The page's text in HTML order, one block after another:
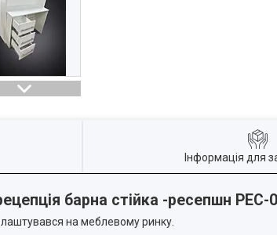
Інформація для
барна стійка -ресепшн РЕС-
на меблевому ринку.